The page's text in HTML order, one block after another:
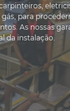
para
As nossas
da instalação.